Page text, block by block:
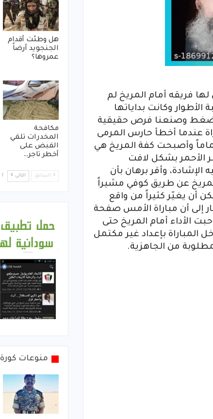
فريقه أمام المريخ لم
وكانت بداياتها
الضغط وصنعنا فرص حقيقية
عندما أخطأ حارس المرمى
وأصبحت كفة المريخ هي
الأحمر بشكل لافت
وأقر برهان بأن
المريخ عن طريق كوفي مشيراً
أن يغيّر كثيراً من واقع
إلى أن مباراة الأمس صفحة
الأداء أمام المريخ حتى
المباراة بإعداد غير مكتمل
من الجاهزية.
هل وطئت أقدام
الجنجويد أرضاً
عمروها؟
مكافحة
المخدرات تلقي
القبض على
أخطر تاجر…
السابق التالي 1 من 377
منوعات كورة